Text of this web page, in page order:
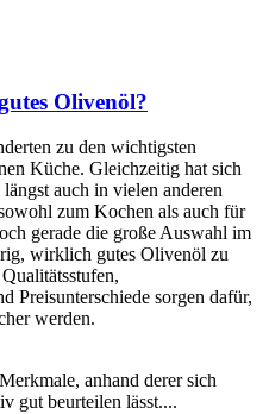
Olivenöl?
zu den wichtigsten
Küche. Gleichzeitig hat sich
auch in vielen anderen
zum Kochen als auch für
gerade die große Auswahl im
wirklich gutes Olivenöl zu
Preisunterschiede sorgen dafür,
werden.
anhand derer sich
gut beurteilen lässt....